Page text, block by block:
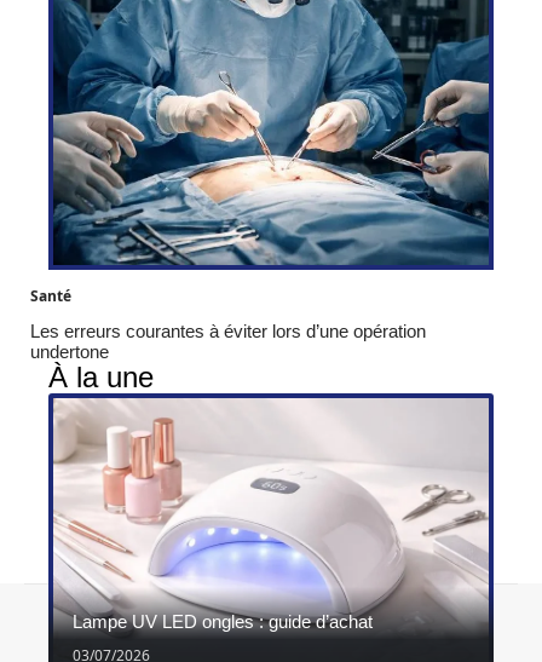
Santé
Les erreurs courantes à éviter lors d’une opération
undertone
À la une
Lampe UV LED ongles : guide d’achat
03/07/2026
Contact Mentions légales Sitemap